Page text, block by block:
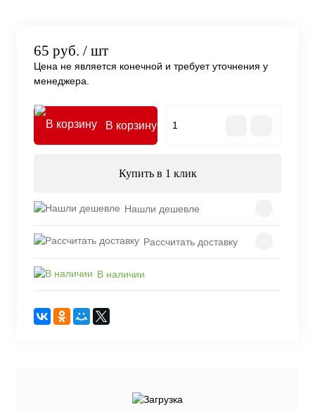
65 руб. / шт
Цена не является конечной и требует уточнения у
менеджера.
В корзину
Купить в 1 клик
Нашли дешевле
Рассчитать доставку
В наличии